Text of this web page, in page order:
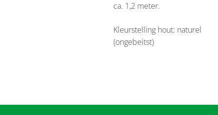
ca. 1,2 meter.
Kleurstelling hout: naturel
(ongebeitst)